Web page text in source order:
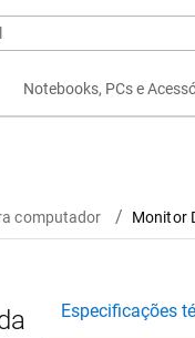
Notebooks, PCs e
computador Monitor
Especificações